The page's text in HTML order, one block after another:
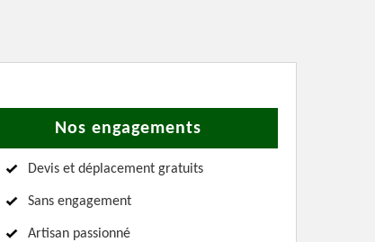
Nos engagements
Devis et déplacement gratuits
Sans engagement
Artisan passionné